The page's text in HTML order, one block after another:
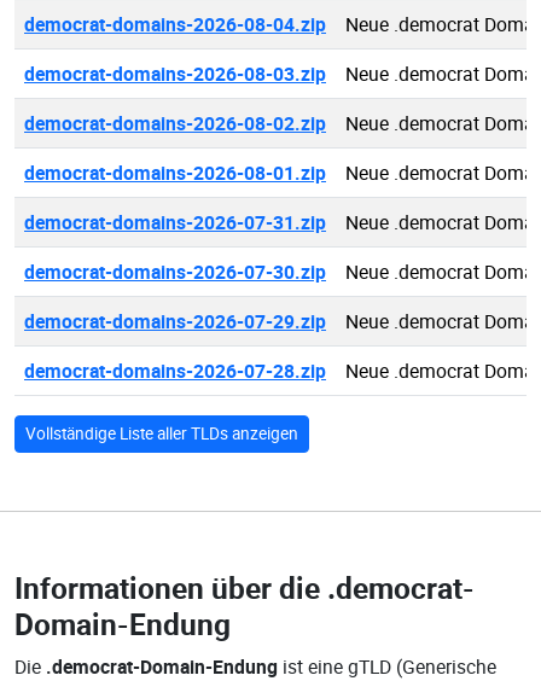
democrat-domains-2026-08-04.zip
Neue .democrat
democrat-domains-2026-08-03.zip
Neue .democrat
democrat-domains-2026-08-02.zip
Neue .democrat
democrat-domains-2026-08-01.zip
Neue .democrat
democrat-domains-2026-07-31.zip
Neue .democrat
democrat-domains-2026-07-30.zip
Neue .democrat
democrat-domains-2026-07-29.zip
Neue .democrat
democrat-domains-2026-07-28.zip
Neue .democrat
Vollständige Liste aller TLDs anzeigen
Informationen über die .democrat-
Domain-Endung
Die .democrat-Domain-Endung ist eine gTLD (Generische